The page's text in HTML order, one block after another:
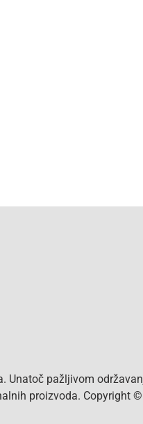
Unatoč pažljivom
proizvoda. Copyright